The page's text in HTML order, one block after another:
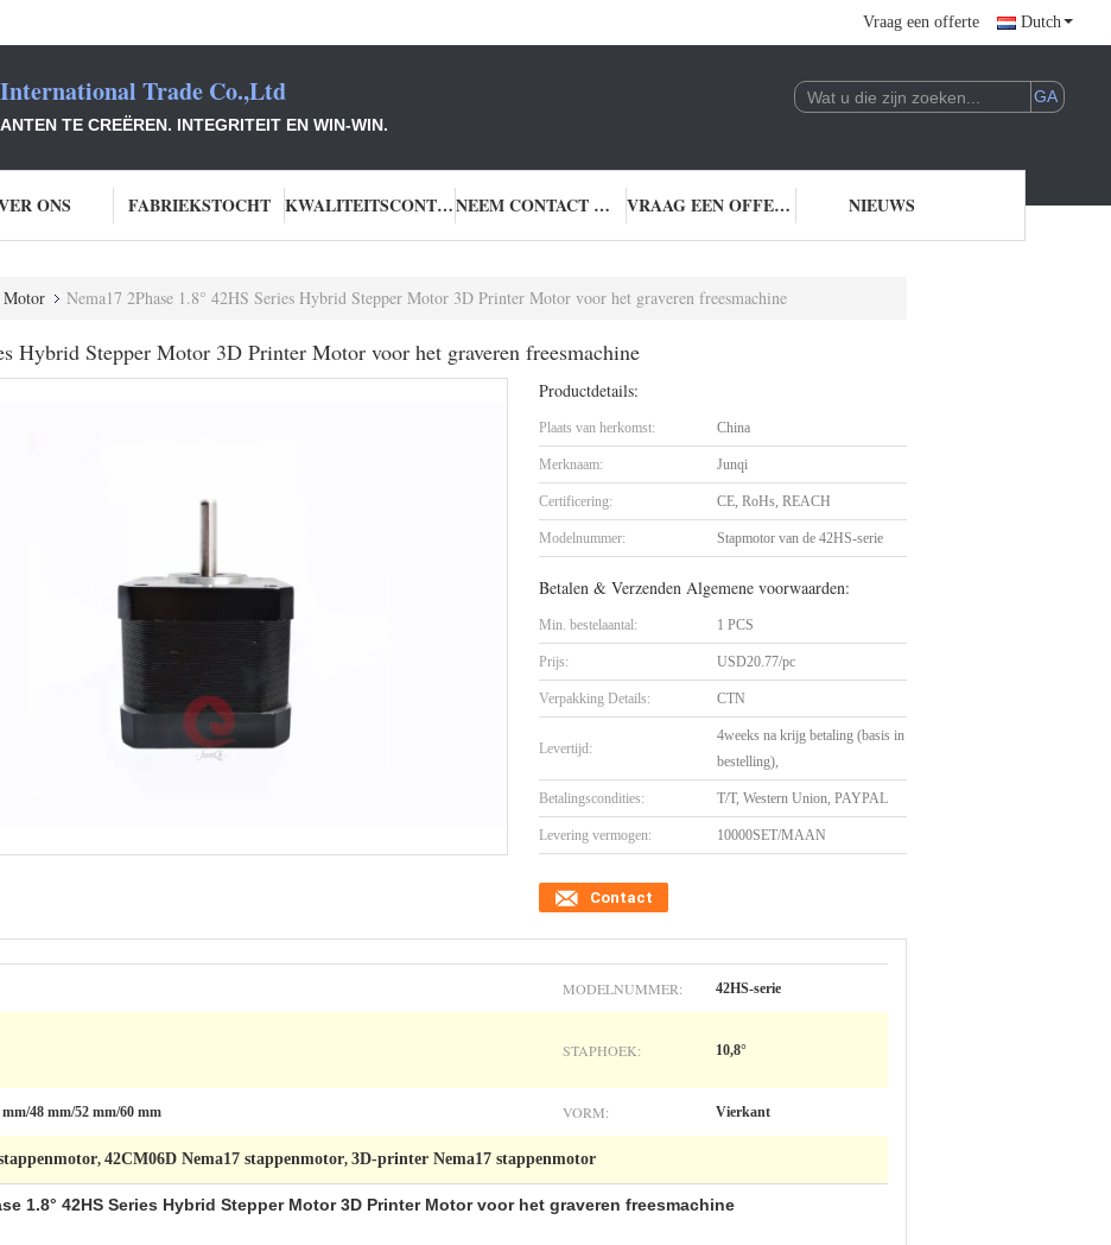
Vraag een offerte Dutch
Trade Co.,Ltd
TE CREËREN. INTEGRITEIT EN WIN-WIN.
ONS FABRIEKSTOCHT KWALITEITSCONTROLE NEEM CONTACT MET ONS OP VRAAG EEN OFFERTE NIEUWS
Motor Nema17 2Phase 1.8° 42HS Series Hybrid Stepper Motor 3D Printer Motor voor het graveren freesmachine
Hybrid Stepper Motor 3D Printer Motor voor het graveren freesmachine
Productdetails:
Plaats van herkomst: China
Merknaam: Junqi
Certificering: CE, RoHs, REACH
Modelnummer: Stapmotor van de 42HS-serie
Betalen & Verzenden Algemene voorwaarden:
Min. bestelaantal: 1 PCS
Prijs: USD20.77/pc
Verpakking Details: CTN
Levertijd:
4weeks na krijg betaling (basis in
bestelling),
Betalingscondities: T/T, Western Union, PAYPAL
Levering vermogen: 10000SET/MAAN
Contact
MODELNUMMER: 42HS-serie
STAPHOEK: 10,8°
48 mm/52 mm/60 mm VORM: Vierkant
, 42CM06D Nema17 stappenmotor, 3D-printer Nema17 stappenmotor
1.8° 42HS Series Hybrid Stepper Motor 3D Printer Motor voor het graveren freesmachine